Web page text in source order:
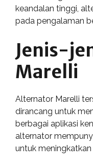
keandalan tinggi,
pada pengalaman
Jenis-
Marelli
Alternator Marelli
dirancang untuk
berbagai aplikasi
alternator
untuk